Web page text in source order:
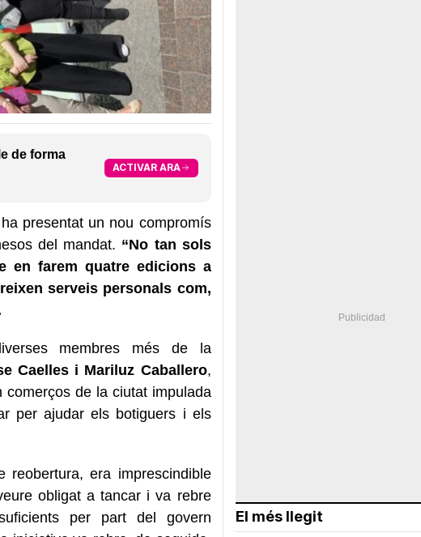
de forma
ACTIVAR ARA
presentat un nou compromís
del mandat. “No tan sols
en farem quatre edicions a
serveis personals com,
membres més de la
Caelles i Mariluz Caballero,
comerços de la ciutat impulada
per ajudar els botiguers i els
era imprescindible
obligat a tancar i va rebre
per part del govern
El més llegit